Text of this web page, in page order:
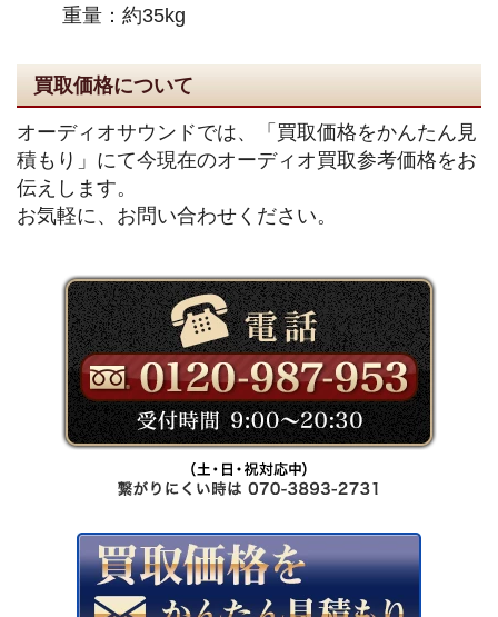
重量：約35kg
買取価格について
オーディオサウンドでは、「買取価格をかんたん見
積もり」にて今現在のオーディオ買取参考価格をお
伝えします。
お気軽に、お問い合わせください。